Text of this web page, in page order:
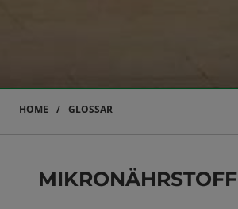
HOME GLOSSAR
MIKRONÄHRSTOFF